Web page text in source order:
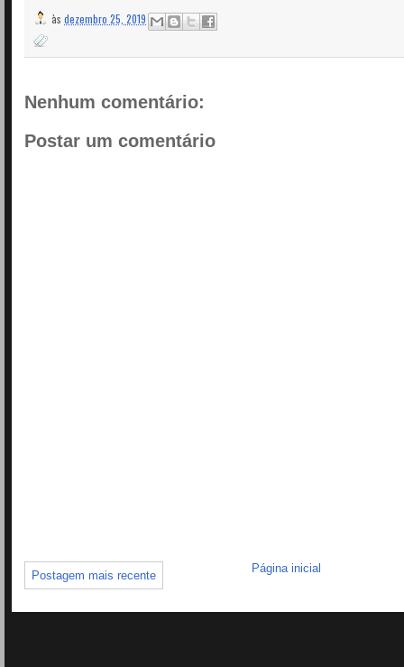
às dezembro 25, 2019
Nenhum comentário:
Postar um comentário
Postagem mais recente
Página inicial